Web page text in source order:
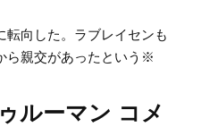
向した。ラブレイセンも
ら親交があったという※
ルーマン コメ